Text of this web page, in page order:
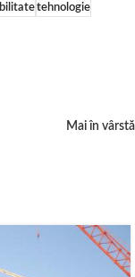
tehnologie
Mai în vârstă